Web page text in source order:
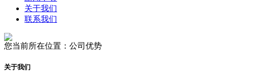
关于我们
联系我们
您当前所在位置：公司优势
关于我们